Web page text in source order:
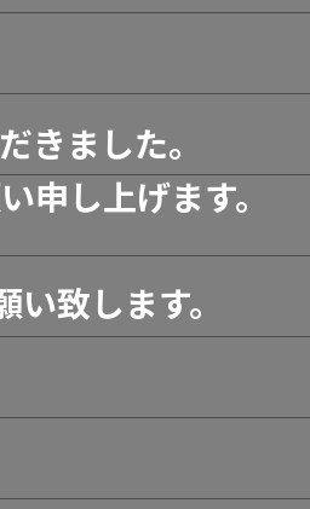
きました。
申し上げます。
致します。